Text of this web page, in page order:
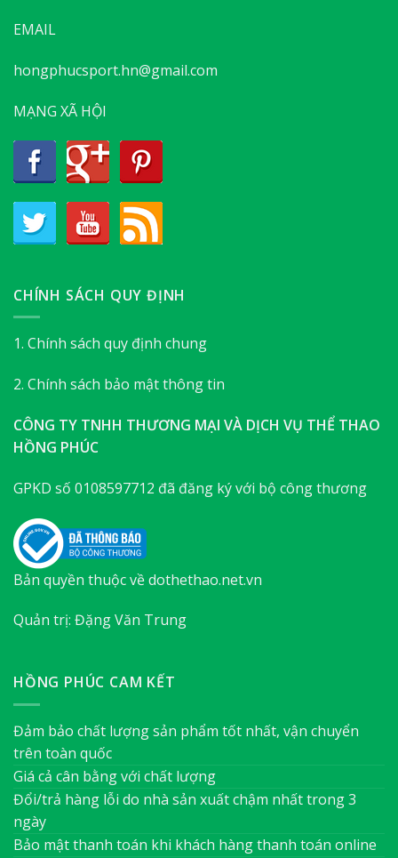
EMAIL
hongphucsport.hn@gmail.com
MẠNG XÃ HỘI
CHÍNH SÁCH QUY ĐỊNH
1. Chính sách quy định chung
2. Chính sách bảo mật thông tin
CÔNG TY TNHH THƯƠNG MẠI VÀ DỊCH VỤ THỂ THAO
HỒNG PHÚC
GPKD số 0108597712 đã đăng ký với bộ công thương
Bản quyền thuộc về dothethao.net.vn
Quản trị: Đặng Văn Trung
HỒNG PHÚC CAM KẾT
Đảm bảo chất lượng sản phẩm tốt nhất, vận chuyển
trên toàn quốc
Giá cả cân bằng với chất lượng
Đổi/trả hàng lỗi do nhà sản xuất chậm nhất trong 3
ngày
Bảo mật thanh toán khi khách hàng thanh toán online